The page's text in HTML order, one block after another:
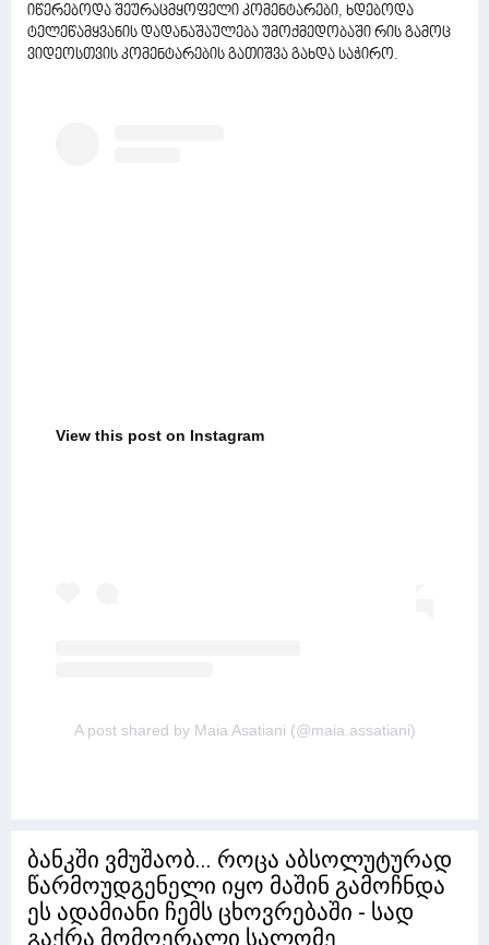
იწერებოდა შეურაცმყოფელი კომენტარები, ხდებოდა
ტელეწამყვანის დადანაშაულება უმოქმედობაში რის გამოც
ვიდეოსთვის კომენტარების გათიშვა გახდა საჭირო.
View this post on Instagram
A post shared by Maia Asatiani (@maia.assatiani)
ბანკში ვმუშაობ... როცა აბსოლუტურად
წარმოუდგენელი იყო მაშინ გამოჩნდა
ეს ადამიანი ჩემს ცხოვრებაში - სად
გაქრა მომღერალი სალომე